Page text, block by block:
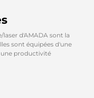
d'AMADA sont la
sont équipées d'une
une productivité